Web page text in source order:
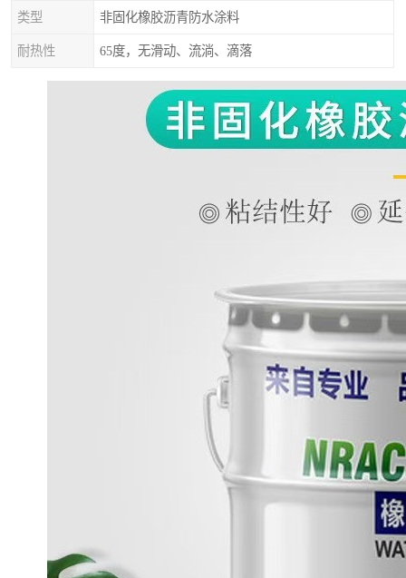
类型 非固化橡胶沥青防水涂料
耐热性 65度，无滑动、流淌、滴落